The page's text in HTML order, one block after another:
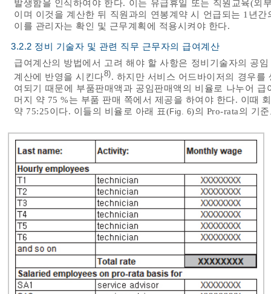
발생함을 인식하여야 한다. 이는 유급휴일 또는 직원교육(외
이며 이것을 계산한 뒤 직원과의 연봉계약 시 언급되는 1년
이를 관리자는 확인 및 근무계획에 적용시켜야 한다.
3.2.2 정비 기술자 및 관련 직무 근무자의 급여계산
급여계산의 방법에서 고려 해야 할 사항은 정비기술자의 공
계산에 반영을 시킨다8). 하지만 서비스 어드바이저의 경우
여되기 때문에 부품판매액과 공임판매액의 비율로 나누어
머지 약 75 %는 부품 판매 쪽에서 제공을 하여야 한다. 이때
약 75:25이다. 이들의 비율로 아래 표(Fig. 6)의 Pro-rata의 기